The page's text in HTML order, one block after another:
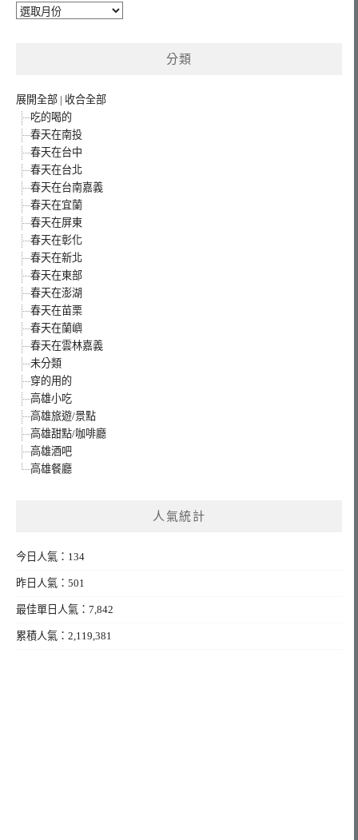
彙
分類
展開全部 | 收合全部
吃的喝的
春天在南投
春天在台中
春天在台北
春天在台南嘉義
春天在宜蘭
春天在屏東
春天在彰化
春天在新北
春天在東部
春天在澎湖
春天在苗栗
春天在蘭嶼
春天在雲林嘉義
未分類
穿的用的
高雄小吃
高雄旅遊/景點
高雄甜點/咖啡廳
高雄酒吧
高雄餐廳
人氣統計
今日人氣：134
昨日人氣：501
最佳單日人氣：7,842
累積人氣：2,119,381